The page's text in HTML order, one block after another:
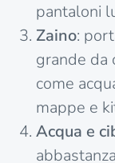
pantaloni
Zaino:
grande da
come
mappe e
Acqua e